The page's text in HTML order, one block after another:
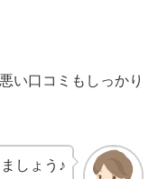
い口コミもしっかり
しょう♪